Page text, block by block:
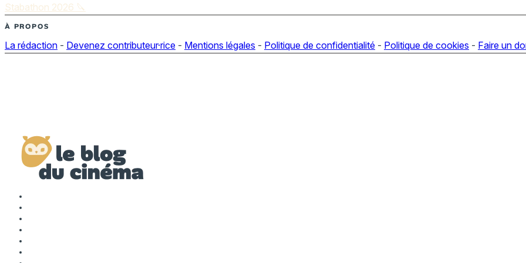
Stabathon 2026 🔪
À PROPOS
La rédaction - Devenez contributeur·rice - Mentions légales - Politique de confidentialité - Politique de cookies - Faire un